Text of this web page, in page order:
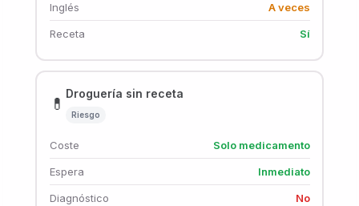
Inglés A veces
Receta Sí
💊
Droguería sin receta
Riesgo
Coste Solo medicamento
Espera Inmediato
Diagnóstico No